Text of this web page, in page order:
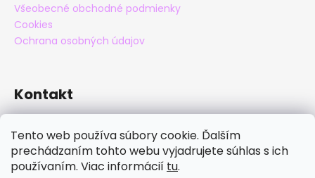
Tento web používa súbory cookie. Ďalším
prechádzaním tohto webu vyjadrujete súhlas s ich
používaním. Viac informácií tu.
Všeobecné obchodné podmienky
Cookies
Ochrana osobných údajov
Kontakt
+421 905 838 706
maxatko
maxatko_barefoot